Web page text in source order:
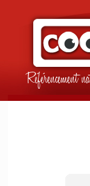
Référencement